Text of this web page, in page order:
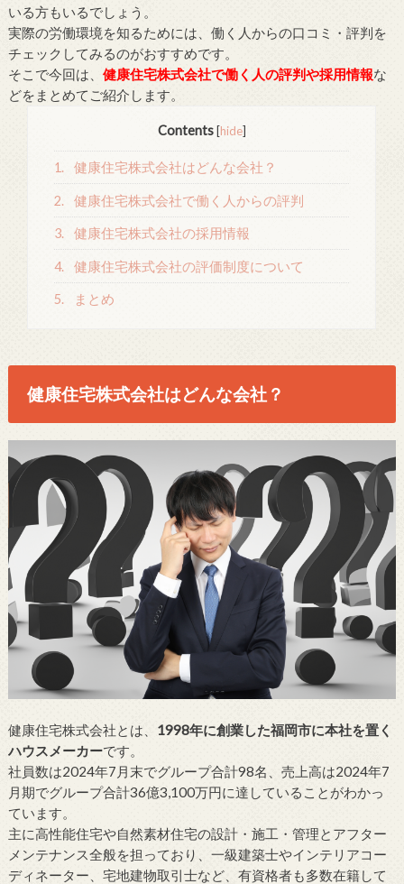
いる方もいるでしょう。
実際の労働環境を知るためには、働く人からの口コミ・評判を
チェックしてみるのがおすすめです。
そこで今回は、 健康住宅株式会社で働く人の評判や採用情報な
どをまとめてご紹介します。
Contents[hide]
1. 健康住宅株式会社はどんな会社？
2. 健康住宅株式会社で働く人からの評判
3. 健康住宅株式会社の採用情報
4. 健康住宅株式会社の評価制度について
5. まとめ
健康住宅株式会社はどんな会社？
健康住宅株式会社とは、 1998年に創業した福岡市に本社を置く
ハウスメーカーです。
社員数は2024年7月末でグループ合計98名、売上高は2024年7
月期でグループ合計36億3,100万円に達していることがわかっ
ています。
主に高性能住宅や自然素材住宅の設計・施工・管理とアフター
メンテナンス全般を担っており、一級建築士やインテリアコー
ディネーター、宅地建物取引士など、有資格者も多数在籍して